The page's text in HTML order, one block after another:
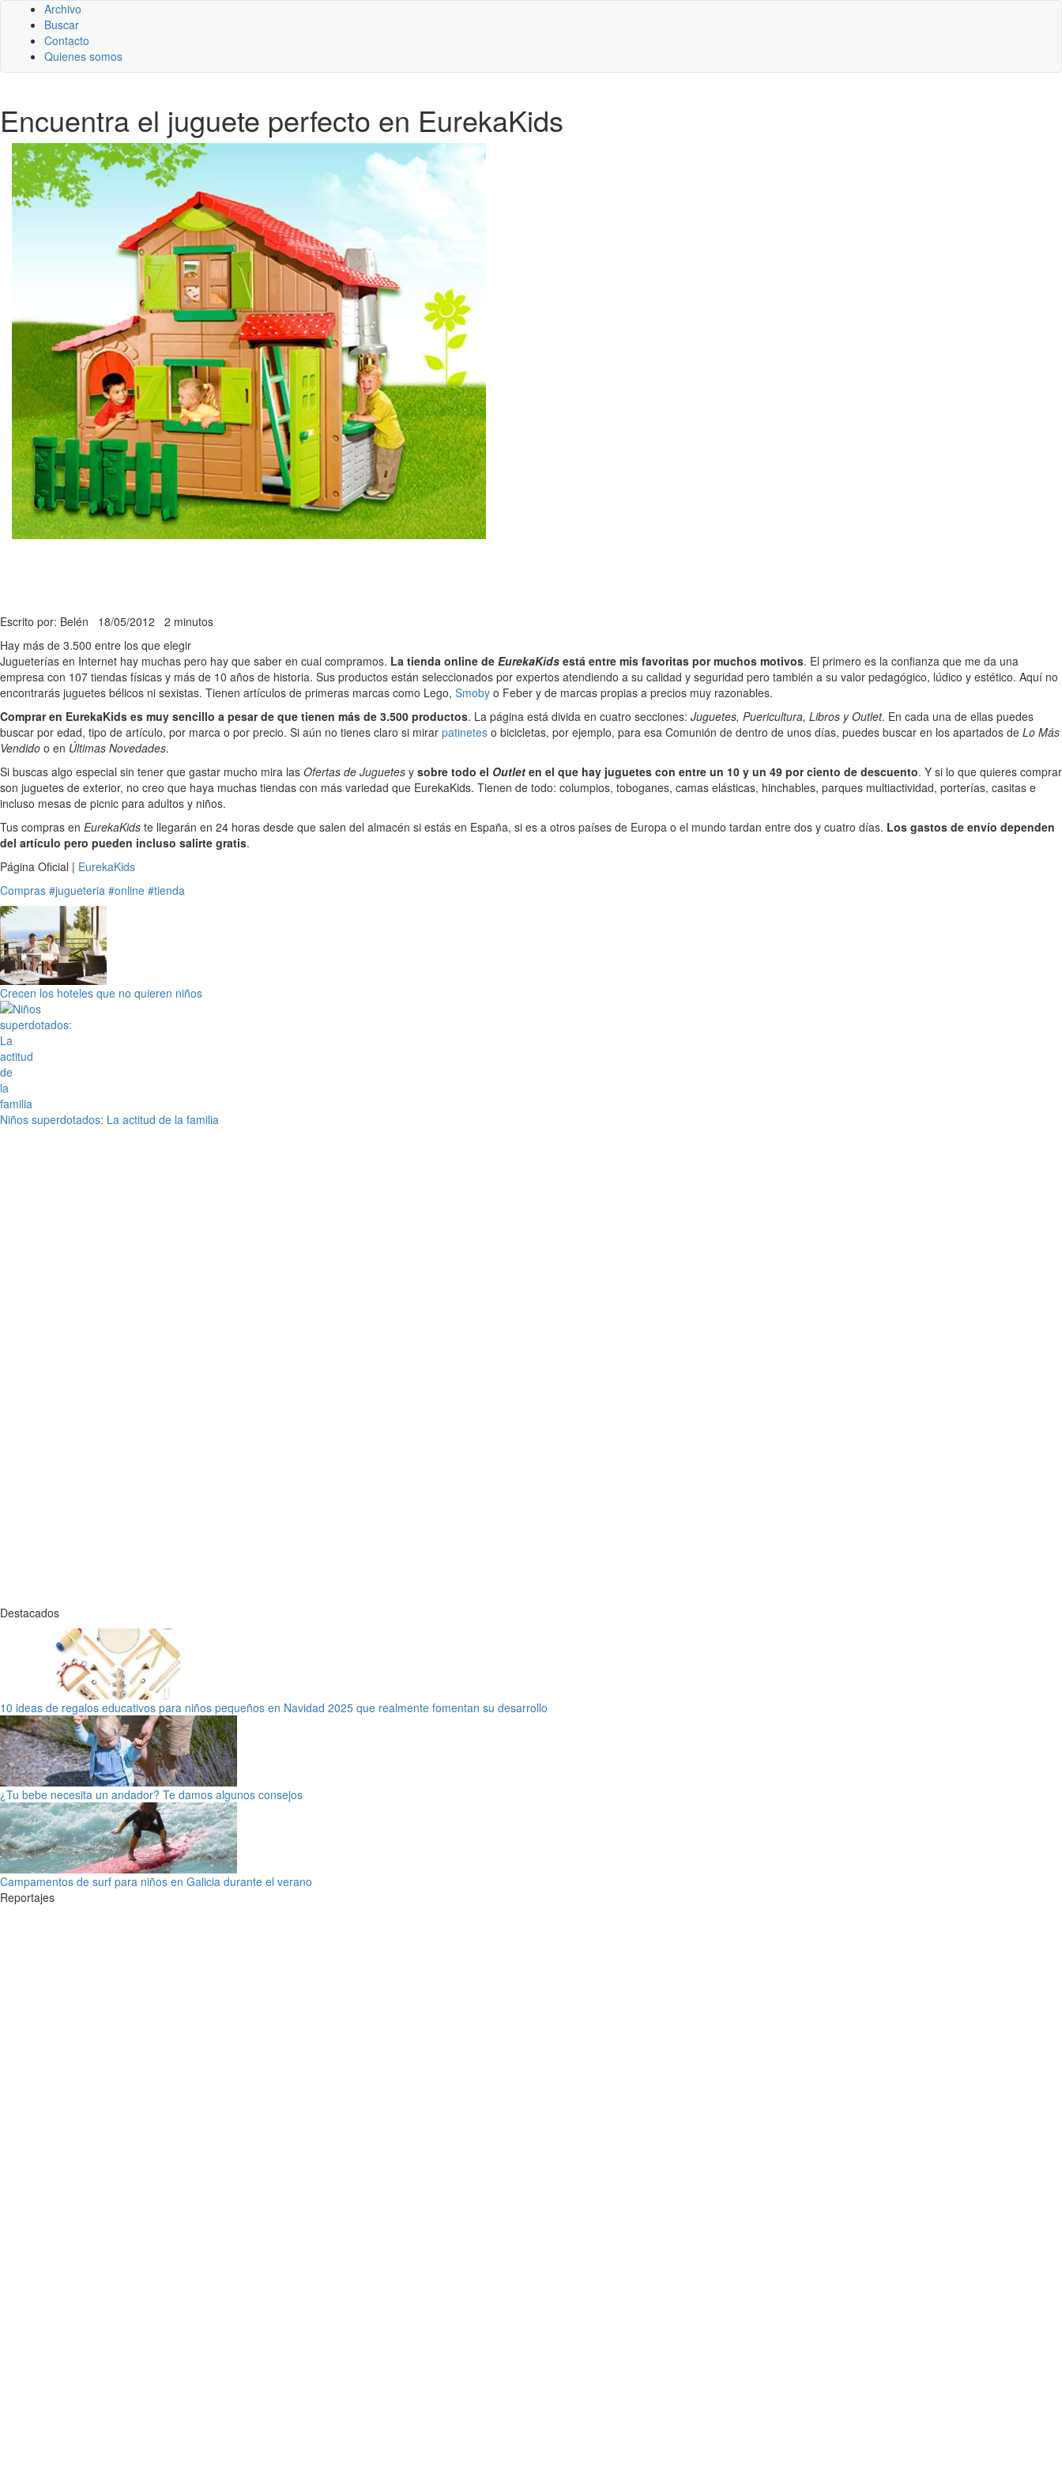
Archivo
Buscar
Contacto
Quienes somos
Encuentra el juguete perfecto en EurekaKids
Escrito por: Belén 18/05/2012 2 minutos
Hay más de 3.500 entre los que elegir
Jugueterías en Internet hay muchas pero hay que saber en cual compramos. La tienda online de EurekaKids está entre mis favoritas por muchos motivos. El primero es la confianza que me da una
empresa con 107 tiendas físicas y más de 10 años de historia. Sus productos están seleccionados por expertos atendiendo a su calidad y seguridad pero también a su valor pedagógico, lúdico y estético. Aquí no
encontrarás juguetes bélicos ni sexistas. Tienen artículos de primeras marcas como Lego, Smoby o Feber y de marcas propias a precios muy razonables.
Comprar en EurekaKids es muy sencillo a pesar de que tienen más de 3.500 productos. La página está divida en cuatro secciones: Juguetes, Puericultura, Libros y Outlet. En cada una de ellas puedes
buscar por edad, tipo de artículo, por marca o por precio. Si aún no tienes claro si mirar patinetes o bicicletas, por ejemplo, para esa Comunión de dentro de unos días, puedes buscar en los apartados de Lo Más
Vendido o en Últimas Novedades.
Si buscas algo especial sin tener que gastar mucho mira las Ofertas de Juguetes y sobre todo el Outlet en el que hay juguetes con entre un 10 y un 49 por ciento de descuento. Y si lo que quieres comprar
son juguetes de exterior, no creo que haya muchas tiendas con más variedad que EurekaKids. Tienen de todo: columpios, toboganes, camas elásticas, hinchables, parques multiactividad, porterías, casitas e
incluso mesas de picnic para adultos y niños.
Tus compras en EurekaKids te llegarán en 24 horas desde que salen del almacén si estás en España, si es a otros países de Europa o el mundo tardan entre dos y cuatro días. Los gastos de envío dependen
del artículo pero pueden incluso salirte gratis.
Página Oficial | EurekaKids
Compras #jugueteria #online #tienda
Crecen los hoteles que no quieren niños
Niños superdotados: La actitud de la familia
Destacados
10 ideas de regalos educativos para niños pequeños en Navidad 2025 que realmente fomentan su desarrollo
¿Tu bebe necesita un andador? Te damos algunos consejos
Campamentos de surf para niños en Galicia durante el verano
Reportajes